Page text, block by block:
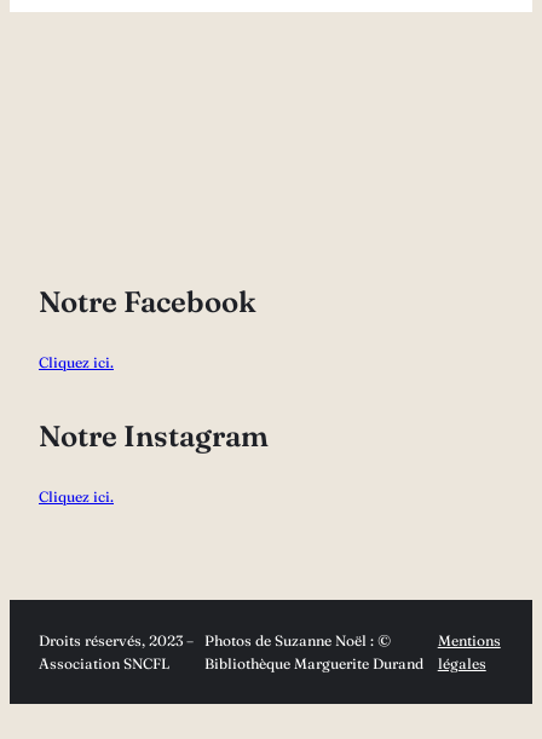
Notre Facebook
Cliquez ici.
Notre Instagram
Cliquez ici.
Droits réservés, 2023 –
Association SNCFL
Photos de Suzanne Noël : ©
Bibliothèque Marguerite Durand
Mentions
légales